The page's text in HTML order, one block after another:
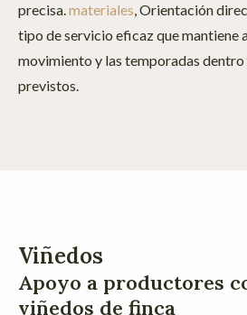
precisa.materiales, Orientación
tipo de servicio eficaz que mantiene
movimiento y las temporadas dentro
previstos.
Viñedos
Apoyo a productores
viñedos de finca